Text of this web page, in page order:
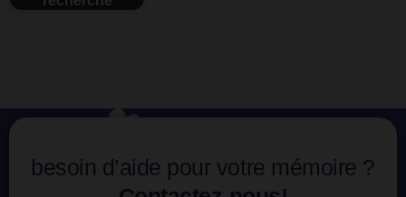
besoin d’aide pour votre mémoire ?